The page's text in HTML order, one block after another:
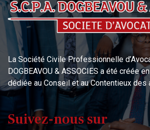
La Société Civile Professionnelle
DOGBEAVOU & ASSOCIES a été créée
dédiée au Conseil et au Contentieux des
Suivez-nous sur